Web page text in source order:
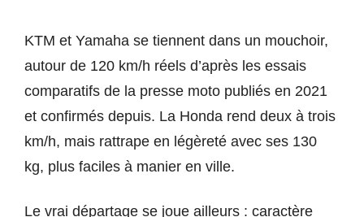
KTM et Yamaha se tiennent dans un mouchoir,
autour de 120 km/h réels d’après les essais
comparatifs de la presse moto publiés en 2021
et confirmés depuis. La Honda rend deux à trois
km/h, mais rattrape en légèreté avec ses 130
kg, plus faciles à manier en ville.
Le vrai départage se joue ailleurs : caractère